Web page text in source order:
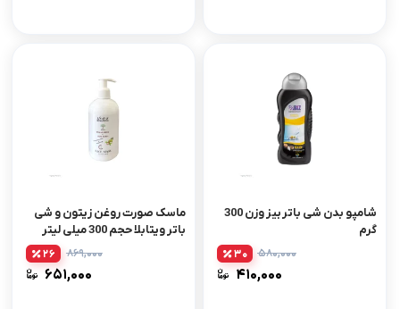
شامپو بدن شی باتر بیز وزن 300
گرم
۵۸۰,۰۰۰
۴۱۰,۰۰۰
30
ماسک صورت روغن زیتون و شی
باتر ویتابلا حجم 300 میلی لیتر
۸۶۹,۰۰۰
۶۵۱,۰۰۰
26